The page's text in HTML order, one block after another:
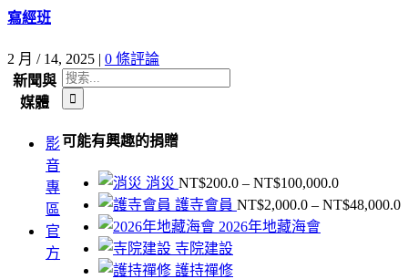
寫經班
2 月 / 14, 2025 | 0 條評論
搜
索
果：
可能有興趣的捐贈
消災 NT$200.0 – NT$100,000.0價
格
護寺會員 NT$2,000.0 – NT$48,000.0
2026年地藏海會
寺院建設
護持禪修
新聞與
媒體
影
音
專
區
官
方